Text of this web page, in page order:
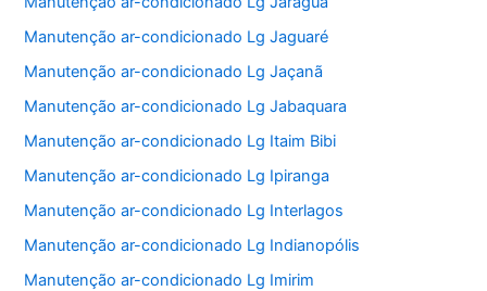
Manutenção ar-condicionado Lg Jaguaré
Manutenção ar-condicionado Lg Jaçanã
Manutenção ar-condicionado Lg Jabaquara
Manutenção ar-condicionado Lg Itaim Bibi
Manutenção ar-condicionado Lg Ipiranga
Manutenção ar-condicionado Lg Interlagos
Manutenção ar-condicionado Lg Indianopólis
Manutenção ar-condicionado Lg Imirim